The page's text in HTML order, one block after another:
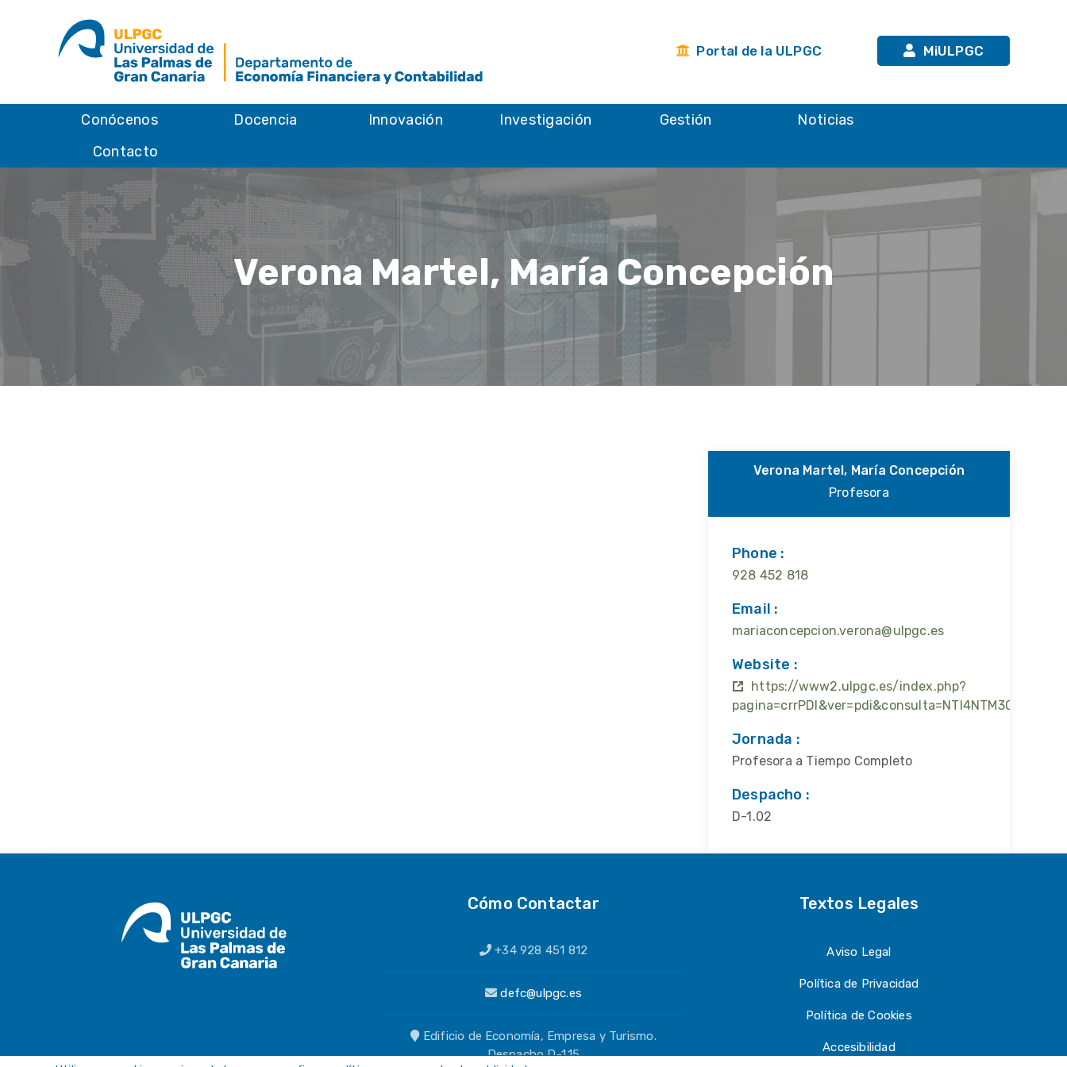
Portal de la ULPGC MiULPGC
Conócenos Docencia Innovación Investigación Gestión
Noticias
Contacto
Verona Martel, María Concepción
Verona Martel, María Concepción
Profesora
Phone :
928 452 818
Email :
mariaconcepcion.verona@ulpgc.es
Website :
https://www2.ulpgc.es/index.php?
pagina=crrPDI&ver=pdi&consulta=NTI4NTM3OTc=
Jornada :
Profesora a Tiempo Completo
Despacho :
D-1.02
Cómo Contactar
+34 928 451 812
defc@ulpgc.es
Edificio de Economía, Empresa y Turismo.
Despacho D-1.15
Textos Legales
Aviso Legal
Política de Privacidad
Política de Cookies
Accesibilidad